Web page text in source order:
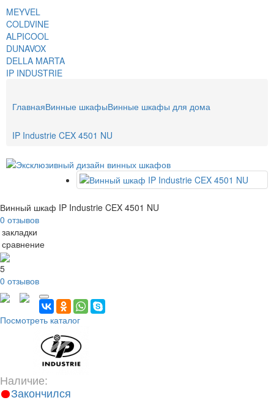
MEYVEL
COLDVINE
ALPICOOL
DUNAVOX
DELLA MARTA
IP INDUSTRIE
ГлавнаяВинные шкафыВинные шкафы для дома
IP Industrie CEX 4501 NU
Винный шкаф IP Industrie CEX 4501 NU
0 отзывов
5
0 отзывов
Посмотреть каталог
Наличие:
Закончился